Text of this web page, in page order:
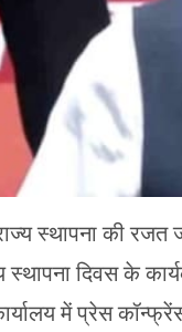
स्थापना की रजत
स्थापना दिवस के
में प्रेस